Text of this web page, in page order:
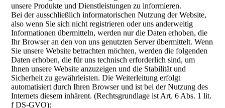
unsere Produkte und Dienstleistungen zu informieren.
Bei der ausschließlich informatorischen Nutzung der Website,
also wenn Sie sich nicht registrieren oder uns anderweitig
Informationen übermitteln, werden nur die Daten erhoben, die
Ihr Browser an den von uns genutzten Server übermittelt. Wenn
Sie unsere Website betrachten möchten, werden die folgenden
Daten erhoben, die für uns technisch erforderlich sind, um
Ihnen unsere Website anzuzeigen und die Stabilität und
Sicherheit zu gewährleisten. Die Weiterleitung erfolgt
automatisiert durch Ihren Browser und ist bei der Nutzung des
Internets diesem inhärent. (Rechtsgrundlage ist Art. 6 Abs. 1 lit.
f DS-GVO):